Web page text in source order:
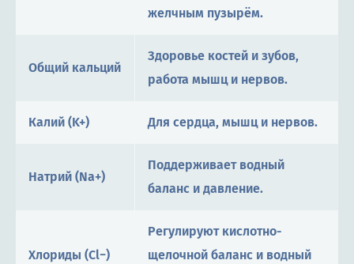
желчным пузырём.
Общий кальций
Здоровье костей и зубов,
работа мышц и нервов.
Калий (K+) Для сердца, мышц и нервов.
Натрий (Na+)
Поддерживает водный
баланс и давление.
Хлориды (Cl−)
Регулируют кислотно-
щелочной баланс и водный